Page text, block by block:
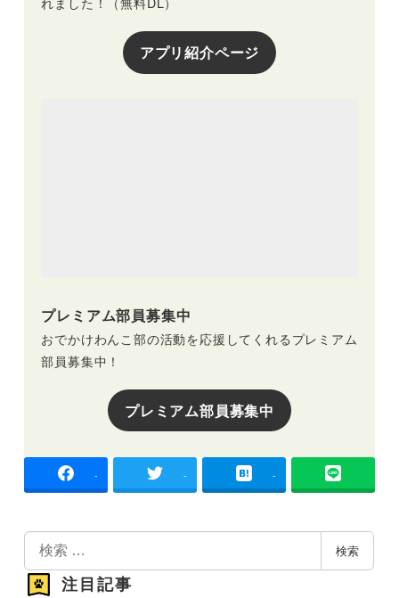
アプリ紹介ページ
プレミアム部員募集中
おでかけわんこ部の活動を応援してくれるプレミアム
部員募集中！
プレミアム部員募集中
- - -
索
検索
注目記事